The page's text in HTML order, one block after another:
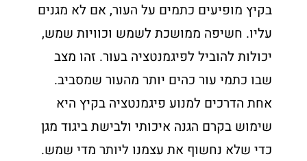
בקיץ מופיעים כתמים על העור, אם לא מגנים
עליו. חשיפה ממושכת לשמש וכוויות שמש,
יכולות להוביל לפיגמנטציה בעור. זהו מצב
שבו כתמי עור כהים יותר מהעור שמסביב.
אחת הדרכים למנוע פיגמנטציה בקיץ היא
שימוש בקרם הגנה איכותי ולבישת ביגוד מגן
כדי שלא נחשוף את עצמנו ליותר מדי שמש.